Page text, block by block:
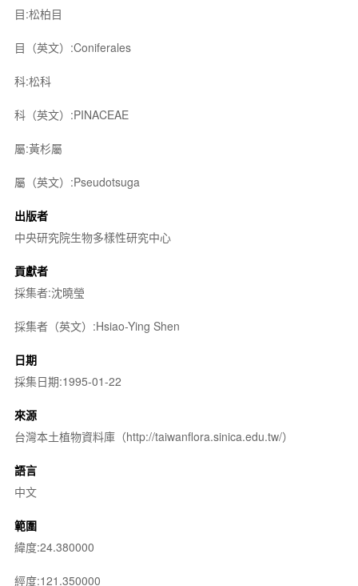
目:松柏目
目（英文）:Coniferales
科:松科
科（英文）:PINACEAE
屬:黃杉屬
屬（英文）:Pseudotsuga
出版者
中央研究院生物多樣性研究中心
貢獻者
採集者:沈曉瑩
採集者（英文）:Hsiao-Ying Shen
日期
採集日期:1995-01-22
來源
台灣本土植物資料庫（http://taiwanflora.sinica.edu.tw/）
語言
中文
範圍
緯度:24.380000
經度:121.350000